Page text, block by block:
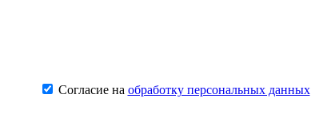
Согласие на обработку персональных данных